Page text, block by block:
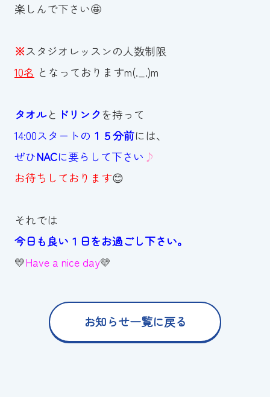
楽しんで下さい🤩
※スタジオレッスンの人数制限
10名 となっておりますm(._.)m
タオルと ドリンクを持って
14:00スタートの １５分前には、
ぜひNACに要らして下さい ♪
お待ちしております😊
それでは
今日も良い１日をお過ごし下さい。
💛Have a nice day💛
お知らせ一覧に戻る